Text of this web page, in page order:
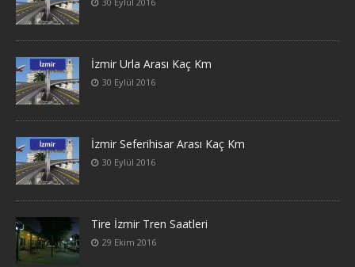
İzmir Urla Arası Kaç Km
30 Eylül 2016
İzmir Seferihisar Arası Kaç Km
30 Eylül 2016
Tire İzmir Tren Saatleri
29 Ekim 2016